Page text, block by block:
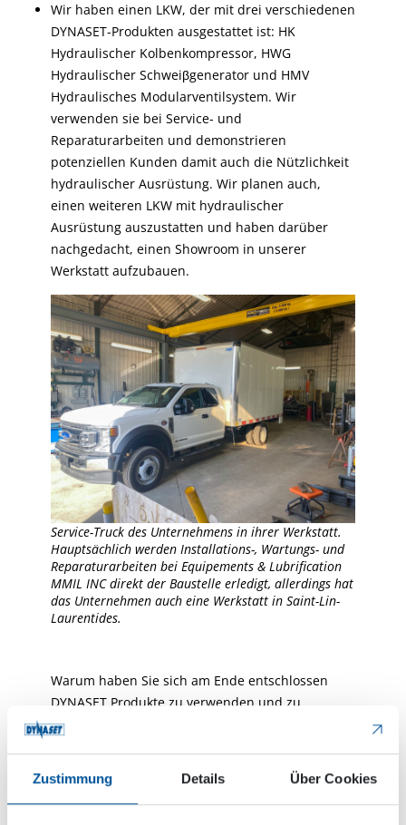
Zustimmung Details Über Cookies
Wir haben einen LKW, der mit drei verschiedenen
DYNASET-Produkten ausgestattet ist: HK
Hydraulischer Kolbenkompressor, HWG
Hydraulischer Schweiβgenerator und HMV
Hydraulisches Modularventilsystem. Wir
verwenden sie bei Service- und
Reparaturarbeiten und demonstrieren
potenziellen Kunden damit auch die Nützlichkeit
hydraulischer Ausrüstung. Wir planen auch,
einen weiteren LKW mit hydraulischer
Ausrüstung auszustatten und haben darüber
nachgedacht, einen Showroom in unserer
Werkstatt aufzubauen.
Service-Truck des Unternehmens in ihrer Werkstatt.
Hauptsächlich werden Installations-, Wartungs- und
Reparaturarbeiten bei Equipements & Lubrification
MMIL INC direkt der Baustelle erledigt, allerdings hat
das Unternehmen auch eine Werkstatt in Saint-Lin-
Laurentides.
Warum haben Sie sich am Ende entschlossen
DYNASET Produkte zu verwenden und zu
vertreiben?
Ich habe dutzende Baustellen besucht und mir
gedacht, dass viele Dinge auf eine klügere Art
und Weise erledigt werden können.